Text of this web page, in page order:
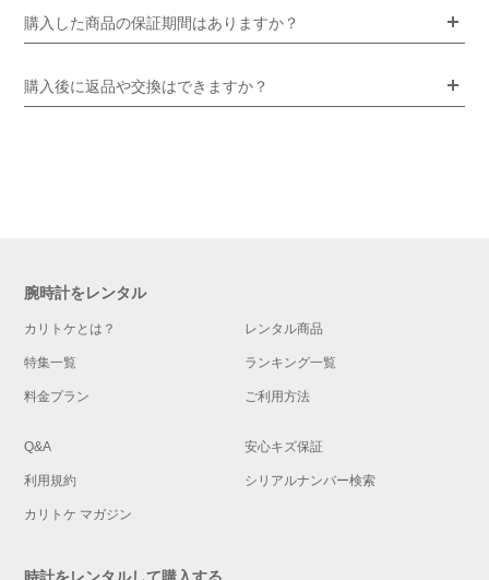
購入した商品の保証期間はありますか？
購入後に返品や交換はできますか？
腕時計をレンタル
カリトケとは？ レンタル商品
特集一覧 ランキング一覧
料金プラン ご利用方法
Q&A 安心キズ保証
利用規約 シリアルナンバー検索
カリトケ マガジン
時計をレンタルして購入する